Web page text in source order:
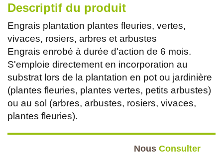
Descriptif du produit
Engrais plantation plantes fleuries, vertes,
vivaces, rosiers, arbres et arbustes
Engrais enrobé à durée d'action de 6 mois.
S'emploie directement en incorporation au
substrat lors de la plantation en pot ou jardinière
(plantes fleuries, plantes vertes, petits arbustes)
ou au sol (arbres, arbustes, rosiers, vivaces,
plantes fleuries).
Nous Consulter